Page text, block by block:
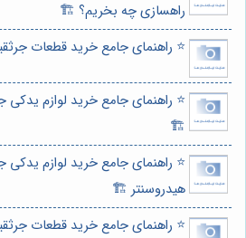
راهسازی چه بخریم؟ 🏗️
⭐️ راهنمای جامع خرید قطعات
⭐️ راهنمای جامع خرید لوازم یدکی
🏗️
⭐️ راهنمای جامع خرید لوازم یدکی
هیدروسنتر 🏗️
⭐️ راهنمای جامع خرید قطعات